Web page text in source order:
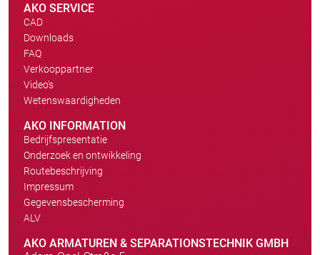
AKO SERVICE
CAD
Downloads
FAQ
Verkooppartner
Video's
Wetenswaardigheden
AKO INFORMATION
Bedrijfspresentatie
Onderzoek en ontwikkeling
Routebeschrijving
Impressum
Gegevensbescherming
ALV
AKO ARMATUREN & SEPARATIONSTECHNIK GMBH